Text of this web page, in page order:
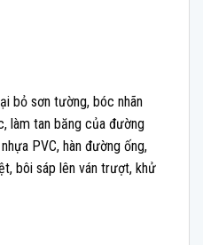
bỏ sơn tường, bóc nhãn
làm tan băng của đường
PVC, hàn đường ống,
bôi sáp lên ván trượt, khử